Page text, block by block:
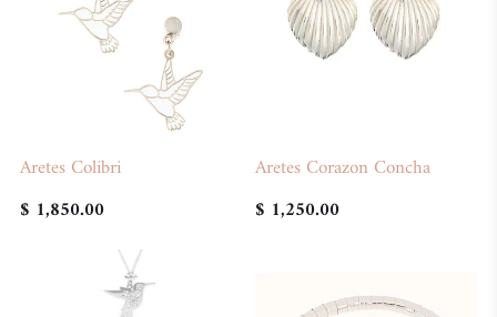
Aretes Colibri
$ 1,850.00
Aretes Corazon Concha
$ 1,250.00